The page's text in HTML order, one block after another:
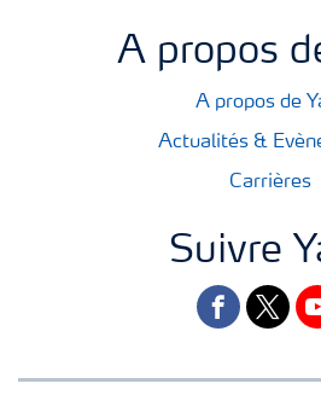
A propos
A propos de
Actualités &
Carrières
Suivre
facebooktwitter